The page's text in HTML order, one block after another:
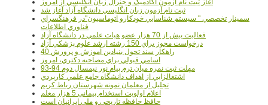
آغاز ثبت نام آزمون آکادميک و جنرال زبان انگليسي از امروز
ثبت نام آزمون زبان انگليسي دانشگاه آزاد آغاز شد
سمينار تخصصي " سيستم شناسايي خودکارو اتوماسيون"در فرهنگسراي
فناوري اطلاعات
فعاليت بيش از 70 هزار عضو هيات علمي در دانشگاه آزاد
درخواست مجوز براي 150 رشته ارشد علوم پزشکي آزاد
40 راهکار سند تحول بنيادين آموزش و پرورش
اسامي قبولي براي مصاحبه دکتري، امروز
مهلت ثبت نمره میان ترم پیام نور نیمسال دوم 94-93
اشتغالزايي از اهداف دانشگاه جامع علمي کاربردي
تجليل از معلمان نمونه شهرستان رباط کريم
اعلام اولويت استخدام پيماني 5 هزار معلم
حافظ حافظه تاريخي و ملي ايرانيان است